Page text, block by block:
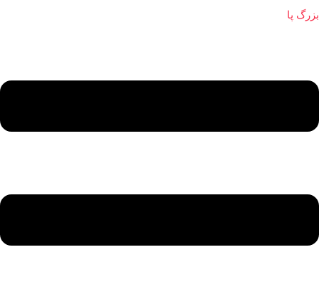
بزرگ پا